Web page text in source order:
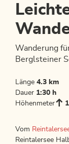
Wanderung
Berglsteiner
Länge 4.3 km
Dauer 1:30 h
Höhenmeter
Vom
Reintalersee